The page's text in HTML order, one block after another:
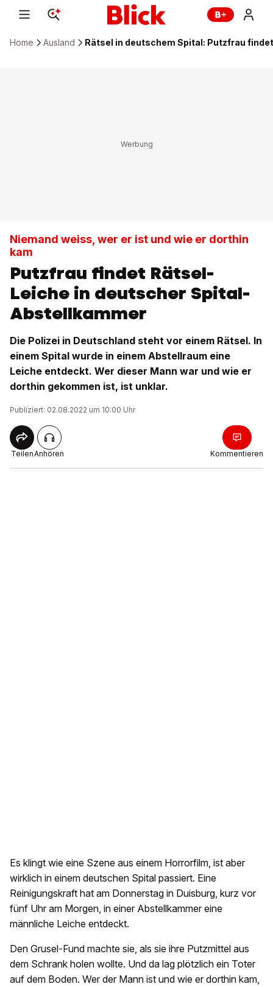
Home Ausland Rätsel in deutschem Spital: Putzfrau
Niemand weiss, wer er ist und wie er dorthin
kam
Putzfrau findet Rätsel-
Leiche in deutscher Spital-
Abstellkammer
Die Polizei in Deutschland steht vor einem Rätsel. In
einem Spital wurde in einem Abstellraum eine
Leiche entdeckt. Wer dieser Mann war und wie er
dorthin gekommen ist, ist unklar.
Publiziert: 02.08.2022 um 10:00 Uhr
TeilenAnhören Kommentieren
Es klingt wie eine Szene aus einem Horrorfilm, ist aber
wirklich in einem deutschen Spital passiert. Eine
Reinigungskraft hat am Donnerstag in Duisburg, kurz vor
fünf Uhr am Morgen, in einer Abstellkammer eine
männliche Leiche entdeckt.
Den Grusel-Fund machte sie, als sie ihre Putzmittel aus
dem Schrank holen wollte. Und da lag plötzlich ein Toter
auf dem Boden. Wer der Mann ist und wie er dorthin kam,